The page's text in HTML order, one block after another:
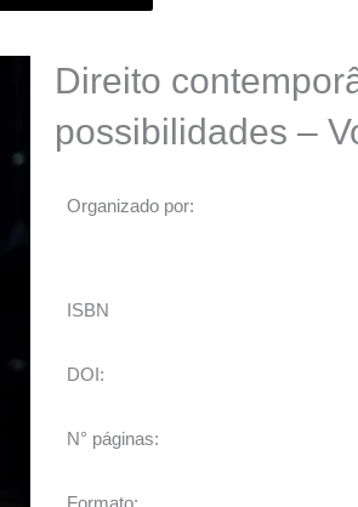
Direito
possibilidades –
Organizado por:
ISBN
DOI:
N° páginas:
Formato: